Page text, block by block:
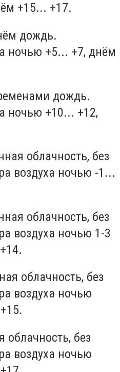
+15... +17.
дождь.
ночью +5... +7, днём
дождь.
ночью +10... +12,
облачность, без
воздуха ночью -1...
облачность, без
воздуха ночью 1-3
облачность, без
воздуха ночью
облачность, без
воздуха ночью